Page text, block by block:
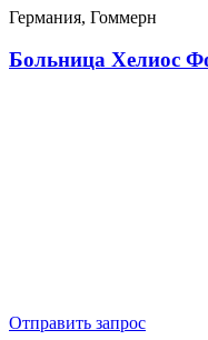
Германия, Гоммерн
Больница Хелиос
Отправить запрос